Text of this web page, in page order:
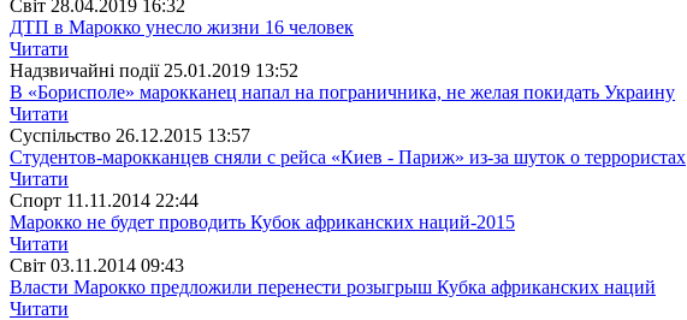
Свiт 28.04.2019 16:32
ДТП в Марокко унесло жизни 16 человек
Читати
Надзвичайні події 25.01.2019 13:52
В «Борисполе» марокканец напал на пограничника, не желая покидать Украину
Читати
Суспiльство 26.12.2015 13:57
Студентов-марокканцев сняли с рейса «Киев - Париж» из-за шуток о террористах
Читати
Спорт 11.11.2014 22:44
Марокко не будет проводить Кубок африканских наций-2015
Читати
Свiт 03.11.2014 09:43
Власти Марокко предложили перенести розыгрыш Кубка африканских наций
Читати